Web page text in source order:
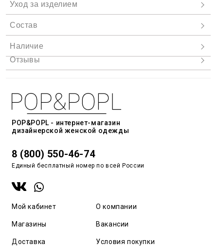
POP&POPL - интернет-магазин
дизайнерской женской одежды
8 (800) 550-46-74
Единый бесплатный номер по всей России
Мой кабинет
Магазины
Доставка
О компании
Вакансии
Условия покупки